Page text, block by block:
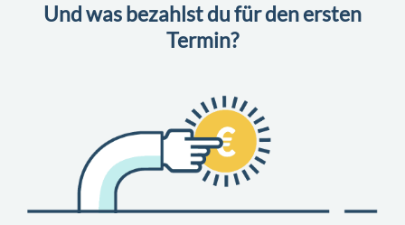
Und was bezahlst du für den ersten
Termin?